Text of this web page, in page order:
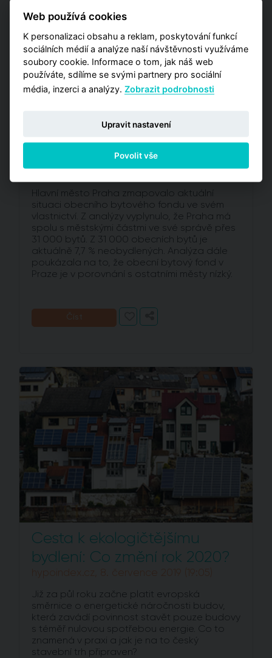
Praha má ve vlastnictví
téměř 8 % neobydlených
rekonstrukci
novebydleni.cz, 8. července 2019 (19:05)
Hlavní město Praha zmapovalo aktuální
situaci obecního bytového fondu ve svém
vlastnictví. Z analýzy vyplynulo, že Praha má
spolu s městskými částmi ve své správě přes
31 000 bytů. Z 31 000 obecních bytů je
aktuálně 7,7 % neobydlených. Analýza dále
poukázala na to, že obecní bytový fond v
Praze je v porovnání s ostatními městy nízký.
Číst
Cesta k ekologičtějšímu
bydlení: Co změní rok 2020?
hypoindex.cz, 8. července 2019 (19:05)
Již za půl roku začne platit evropská
směrnice o energetické náročnosti budov,
která zavádí povinnost stavět pouze budovy
s téměř nulovou spotřebou energie. Co to
znamená v praxi a jak je na to český
stavební trh připraven?
Web používá cookies
K personalizaci obsahu a reklam, poskytování funkcí
sociálních médií a analýze naší návštěvnosti využíváme
soubory cookie. Informace o tom, jak náš web
používáte, sdílíme se svými partnery pro sociální
média, inzerci a analýzy.Zobrazit podrobnosti
Upravit nastavení
Povolit vše